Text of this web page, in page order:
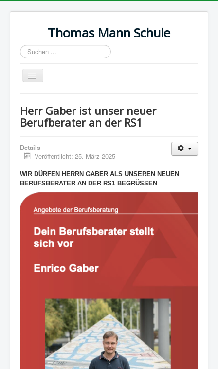
Thomas Mann Schule
Suchen
...
Navigation
an/aus
Termine
Ausbildung
Impressum
Datenschutz
Kontakt
Herr Gaber ist unser neuer
Berufberater an der RS1
Details
Veröffentlicht: 25. März 2025
WIR DÜRFEN HERRN GABER ALS UNSEREN NEUEN
BERUFSBERATER AN DER RS1 BEGRÜSSEN